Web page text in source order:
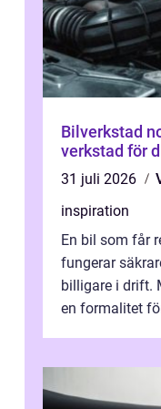
Bilverkstad norrtälje så
verkstad för
31 juli 2026
inspiration
En bil som får
fungerar
billigare i drift.
en formalitet